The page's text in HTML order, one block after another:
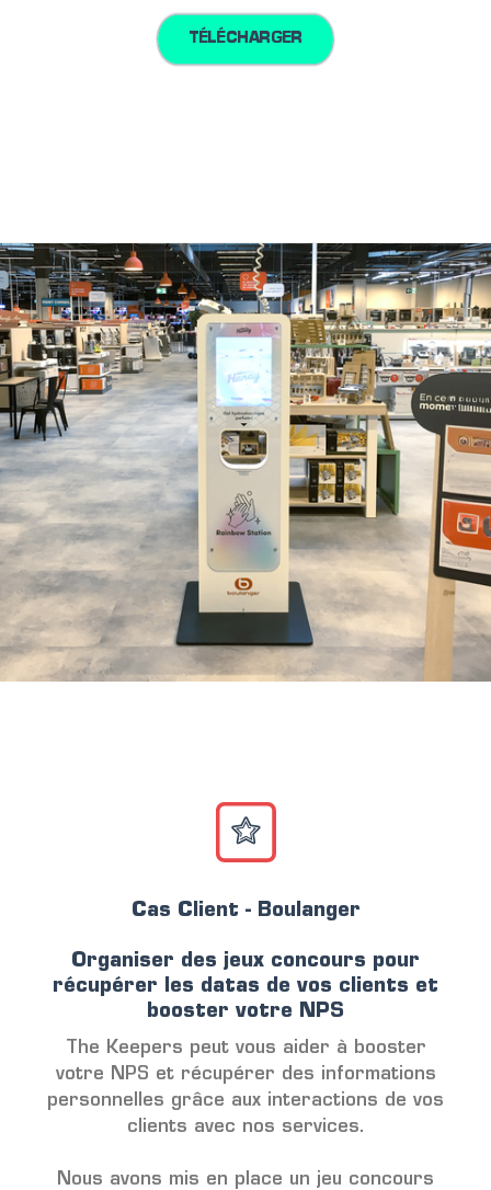
TÉLÉCHARGER
Cas Client - Boulanger
Organiser des jeux concours pour
récupérer les datas de vos clients et
booster votre NPS
The Keepers peut vous aider à booster
votre NPS et récupérer des informations
personnelles grâce aux interactions de vos
clients avec nos services.
Nous avons mis en place un jeu concours